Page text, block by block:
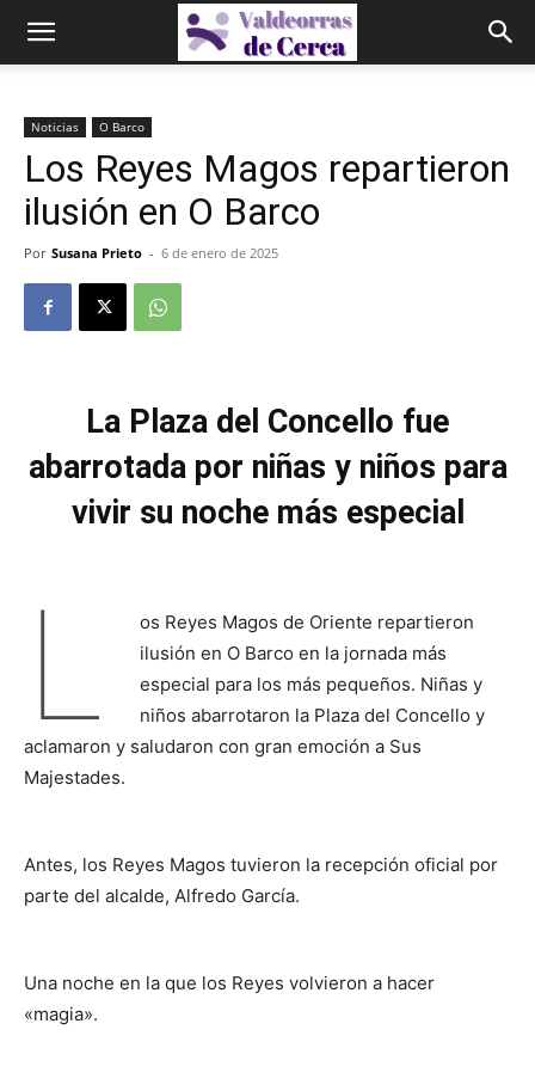
Noticias O Barco
Los Reyes Magos repartieron
ilusión en O Barco
Por Susana Prieto - 6 de enero de 2025
La Plaza del Concello fue
abarrotada por niñas y niños para
vivir su noche más especial
L
os Reyes Magos de Oriente repartieron
ilusión en O Barco en la jornada más
especial para los más pequeños. Niñas y
niños abarrotaron la Plaza del Concello y
aclamaron y saludaron con gran emoción a Sus
Majestades.
Antes, los Reyes Magos tuvieron la recepción oficial por
parte del alcalde, Alfredo García.
Una noche en la que los Reyes volvieron a hacer
«magia».